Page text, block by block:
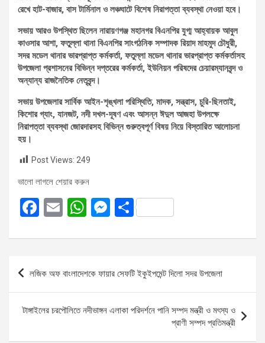
রেখে হাট-বাজার, বাস টার্মিনাল ও লঞ্চঘাটে বিশেষ নিরাপত্তা ব্যবস্থা নেওয়া হবে।
সভায় আরও উপস্থিত ছিলেন নারায়ণগঞ্জ মহানগর বিএনপির যুগ্ম আহ্বায়ক আবুল
কাওসার আশা, ফতুল্লা থানা বিএনপির সাংগঠনিক সম্পাদক রিয়াদ মাহমুদ চৌধুরী,
সদর মডেল থানার ভারপ্রাপ্ত কর্মকর্তা, ফতুল্লা মডেল থানার ভারপ্রাপ্ত কর্মকর্তাসহ
উপজেলা প্রশাসনের বিভিন্ন দপ্তরের কর্মকর্তা, ইউনিয়ন পরিষদের চেয়ারম্যানবৃন্দ ও
অন্যান্য রাজনৈতিক নেতৃবৃন্দ।
সভায় উপজেলার সার্বিক আইন-শৃঙ্খলা পরিস্থিতি, মাদক, সন্ত্রাস, চুরি-ছিনতাই,
কিশোর গ্যাং, যানজট, নদী দখল-দূষণ এবং আসন্ন ঈদুল আজহা উপলক্ষে
নিরাপত্তা ব্যবস্থা জোরদারসহ বিভিন্ন গুরুত্বপূর্ণ বিষয় নিয়ে বিস্তারিত আলোচনা
হয়।
Post Views: 249
ভালো লাগলে শেয়ার করুন
F
ce
o
o
k
E
ail
W
at
A
p
p
M
se
g
er
S
ar
e
Post
লজিক অফ বাংলাদেশকে ফায়ার সেফটি ইকুইপমেন্ট দিলো সদর উপজেলা
টাঙ্গাইলের চরপৌলিতে নদীভাঙ্গন এলাকা পরিদর্শনে পানি সম্পদ মন্ত্রী ও মৎস্য ও
প্রাণী সম্পদ প্রতিমন্ত্রী